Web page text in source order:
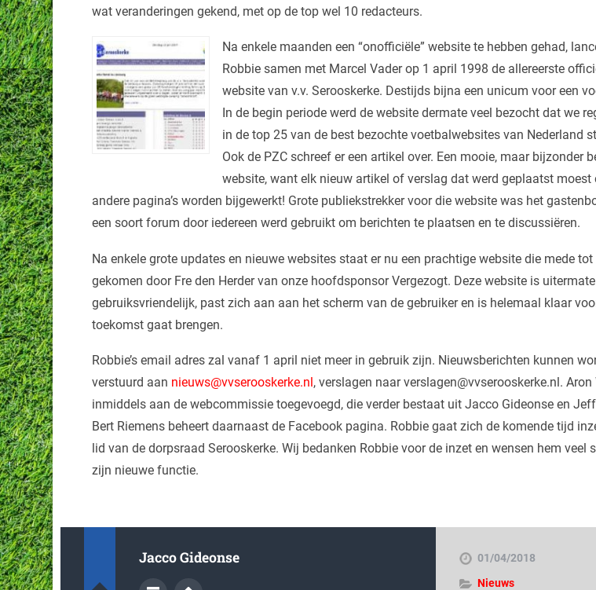
wat veranderingen gekend, met op de top wel 10 redacteurs.
Na enkele maanden een “onofficiële” website te hebben gehad,
Robbie samen met Marcel Vader op 1 april 1998 de allereerste
website van v.v. Serooskerke. Destijds bijna een unicum voor een
In de begin periode werd de website dermate veel bezocht dat we
in de top 25 van de best bezochte voetbalwebsites van Nederland
Ook de PZC schreef er een artikel over. Een mooie, maar bijzonder
website, want elk nieuw artikel of verslag dat werd geplaatst moest
andere pagina’s worden bijgewerkt! Grote publiekstrekker voor die website was het
een soort forum door iedereen werd gebruikt om berichten te plaatsen en te discussiëren.
Na enkele grote updates en nieuwe websites staat er nu een prachtige website die mede
gekomen door Fre den Herder van onze hoofdsponsor Vergezogt. Deze website is uitermate
gebruiksvriendelijk, past zich aan aan het scherm van de gebruiker en is helemaal klaar
toekomst gaat brengen.
Robbie’s email adres zal vanaf 1 april niet meer in gebruik zijn. Nieuwsberichten kunnen
verstuurd aan nieuws@vvserooskerke.nl , verslagen naar verslagen@vvserooskerke.nl.
inmiddels aan de webcommissie toegevoegd, die verder bestaat uit Jacco Gideonse en
Bert Riemens beheert daarnaast de Facebook pagina. Robbie gaat zich de komende tijd
lid van de dorpsraad Serooskerke. Wij bedanken Robbie voor de inzet en wensen hem veel
zijn nieuwe functie.
Jacco Gideonse
01/04/2018
Nieuws